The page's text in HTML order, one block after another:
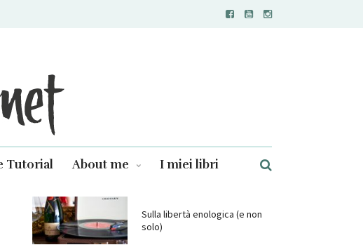
Tutorial About me I miei libri
Sulla libertà enologica (e non
solo)